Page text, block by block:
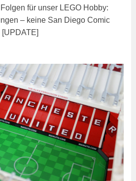
für unser LEGO Hobby:
– keine San Diego Comic